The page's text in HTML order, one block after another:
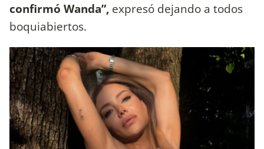
confirmó Wanda”, expresó dejando a todos
boquiabiertos.